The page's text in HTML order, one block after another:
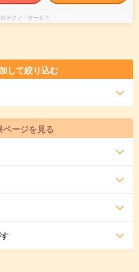
テクノ・サービス
して絞り込む
ージを見る